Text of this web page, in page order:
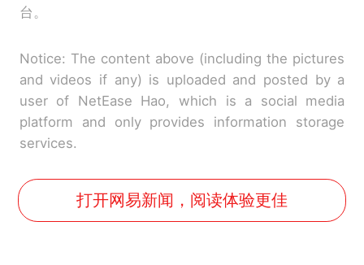
台。
Notice: The content above (including the pictures
and videos if any) is uploaded and posted by a
user of NetEase Hao, which is a social media
platform and only provides information storage
services.
打开网易新闻，阅读体验更佳